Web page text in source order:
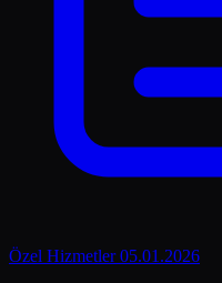
Özel Hizmetler 05.01.2026